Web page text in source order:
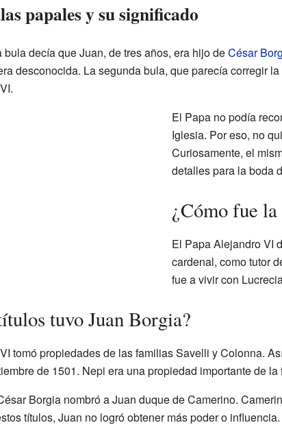
papales y su significado
bula decía que Juan, de tres años, era hijo deCésar
desconocida. La segunda bula, que parecía corregir
El Papa no podía
Iglesia. Por eso, no
Curiosamente, el
detalles para la boda
¿Cómo fue
El Papa Alejandro VI
cardenal, como tutor
fue a vivir con
tuvo Juan Borgia?
tomó propiedades de las familias Savelli y Colonna.
de 1501. Nepi era una propiedad importante de
Borgia nombró a Juan duque de Camerino.
títulos, Juan no logró obtener más poder o